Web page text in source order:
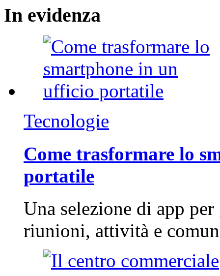
In evidenza
Tecnologie
Come trasformare lo
portatile
Una selezione di app
riunioni, attività e